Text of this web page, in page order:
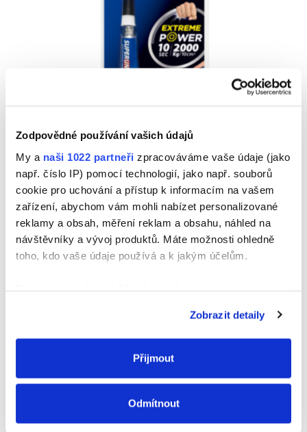
Zodpovědné používání vašich údajů
My a naši 1022 partneři zpracováváme vaše údaje (jako
např. číslo IP) pomocí technologií, jako např. souborů
cookie pro uchování a přístup k informacím na vašem
zařízení, abychom vám mohli nabízet personalizované
reklamy a obsah, měření reklam a obsahu, náhled na
návštěvníky a vývoj produktů. Máte možnosti ohledně
toho, kdo vaše údaje používá a k jakým účelům.
poloze, které mohou být přesné na několik metrů
Identifikovali vaše zařízení pomocí aktivního
skenování pro konkrétní charakteristiky (otisk prstu)
Zjistěte více o tom, jak zpracováváme vaše osobní
Svůj souhlas můžete kdykoliv změnit nebo odvolat v
části Prohlášení o souborech cookie.
Zobrazit detaily
Přijmout
Odmítnout
SUPERUNICK EXTREME POWER
Další příspěvky v této kategorii
Domácnost
Nevrtejte dlaždice
< >